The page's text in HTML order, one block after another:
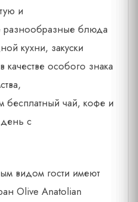
и
разнообразные блюда
кухни, закуски
качестве особого знака
бесплатный чай, кофе и
с
видом гости имеют
Olive Anatolian